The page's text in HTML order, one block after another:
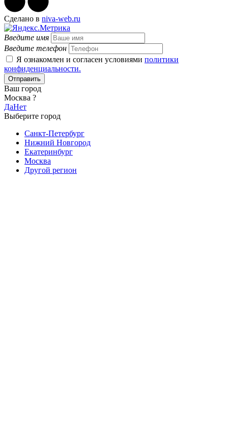
Cделано в niva-web.ru
Введите имя
Введите телефон
Я ознакомлен и согласен условиями политики
конфиденциальности.
Отправить
Ваш город
Москва ?
ДаНет
Выберите город
Санкт-Петербург
Нижний Новгород
Екатеринбург
Москва
Другой регион